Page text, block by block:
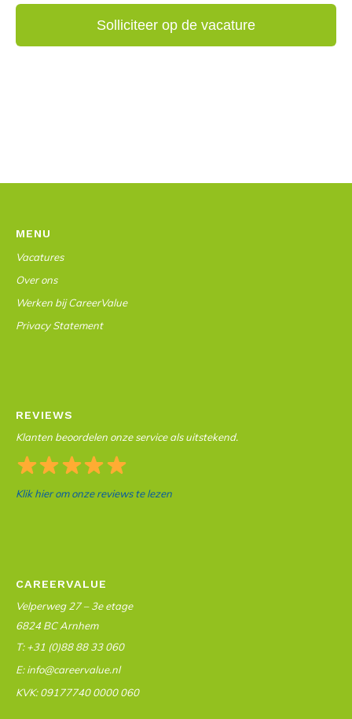
MENU
Vacatures
Over ons
Werken bij CareerValue
Privacy Statement
REVIEWS
Klanten beoordelen onze service als uitstekend.
Klik hier om onze reviews te lezen
CAREERVALUE
Velperweg 27 – 3e etage
6824 BC Arnhem
T: +31 (0)88 88 33 060
E: info@careervalue.nl
KVK: 09177740 0000 060